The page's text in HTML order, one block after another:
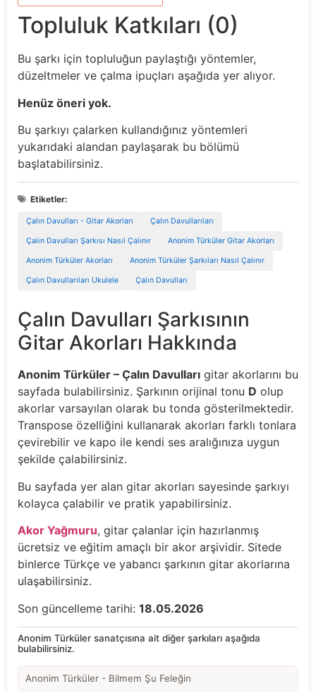
Topluluk Katkıları (0)
Bu şarkı için topluluğun paylaştığı yöntemler,
düzeltmeler ve çalma ipuçları aşağıda yer alıyor.
Henüz öneri yok.
Bu şarkıyı çalarken kullandığınız yöntemleri
yukarıdaki alandan paylaşarak bu bölümü
başlatabilirsiniz.
Etiketler:
Çalın Davulları - Gitar Akorları Çalın Davullarıları
Çalın Davulları Şarkısı Nasıl Çalınır Anonim Türküler Gitar Akorları
Anonim Türküler Akorları Anonim Türküler Şarkıları Nasıl Çalınır
Çalın Davullarıları Ukulele Çalın Davulları
Çalın Davulları Şarkısının
Gitar Akorları Hakkında
Anonim Türküler – Çalın Davulları gitar akorlarını bu
sayfada bulabilirsiniz. Şarkının orijinal tonu D olup
akorlar varsayılan olarak bu tonda gösterilmektedir.
Transpose özelliğini kullanarak akorları farklı tonlara
çevirebilir ve kapo ile kendi ses aralığınıza uygun
şekilde çalabilirsiniz.
Bu sayfada yer alan gitar akorları sayesinde şarkıyı
kolayca çalabilir ve pratik yapabilirsiniz.
Akor Yağmuru, gitar çalanlar için hazırlanmış
ücretsiz ve eğitim amaçlı bir akor arşividir. Sitede
binlerce Türkçe ve yabancı şarkının gitar akorlarına
ulaşabilirsiniz.
Son güncelleme tarihi: 18.05.2026
Anonim Türküler sanatçısına ait diğer şarkıları aşağıda
bulabilirsiniz.
Anonim Türküler - Bilmem Şu Feleğin